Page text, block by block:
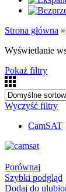
Strona główna »
Wyświetlanie
Pokaż filtry
Wyczyść filtry
CamSAT
Porównaj
Szybki podgląd
Dodaj do